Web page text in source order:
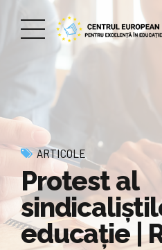
ARTICOLE
Protest al
educație |